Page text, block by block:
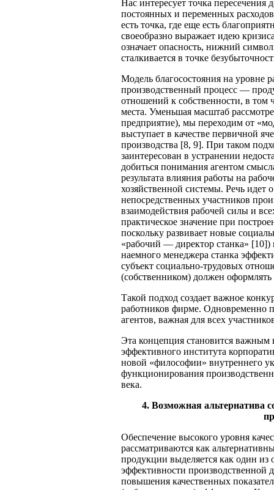
Нас интересует точка
постоянных и переменных
есть точка, где еще есть
своеобразно выражает идею
означает опасность, нижний
сталкивается в точке
Модель благосостояния на уровне
производственный процесс —
отношений к собственности, в том
места. Уменьшая масштаб
предприятие), мы переходим от
выступает в качестве первичной
производства [8, 9]. При таком
заинтересован в устранении
добиться понимания агентом
результата влияния работы на
хозяйственной системы. Речь идет
непосредственных участников
взаимодействия рабочей силы и
практическое значение при
поскольку развивает новые
«рабочий — директор станка» [10])
наемного менеджера станка
субъект социально-трудовых
(собственником) должен
Такой подход создает важное
работников фирме. Одновременно
агентов, важная для всех
Эта концепция становится важным
эффективного института
новой «философии» внутреннего
функционирования
века.
4. Возможная альтернатива
Обеспечение высокого уровня
рассматриваются как
продукции выделяется как один
эффективности производственной
повышения качественных